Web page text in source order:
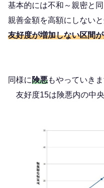
基本的には不和～親密と
親善金額を高額にしない
友好度が増加しない区間
同様に険悪もやっていき
友好度15は険悪内の中